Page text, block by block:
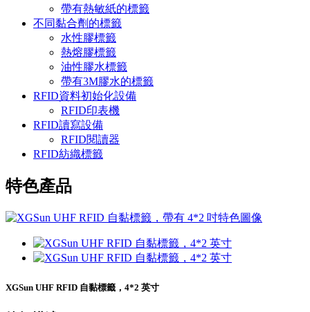
帶有熱敏紙的標籤
不同黏合劑的標籤
水性膠標籤
熱熔膠標籤
油性膠水標籤
帶有3M膠水的標籤
RFID資料初始化設備
RFID印表機
RFID讀寫設備
RFID閱讀器
RFID紡織標籤
特色產品
XGSun UHF RFID 自黏標籤，4*2 英寸